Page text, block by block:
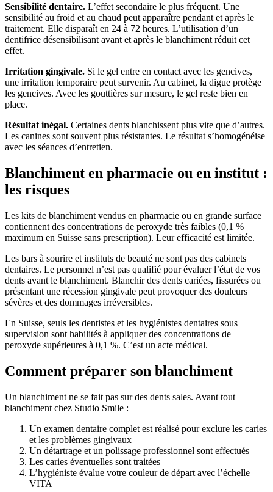
Sensibilité dentaire. L’effet secondaire le plus fréquent. Une
sensibilité au froid et au chaud peut apparaître pendant et après le
traitement. Elle disparaît en 24 à 72 heures. L’utilisation d’un
dentifrice désensibilisant avant et après le blanchiment réduit cet
effet.
Irritation gingivale. Si le gel entre en contact avec les gencives,
une irritation temporaire peut survenir. Au cabinet, la digue protège
les gencives. Avec les gouttières sur mesure, le gel reste bien en
place.
Résultat inégal. Certaines dents blanchissent plus vite que d’autres.
Les canines sont souvent plus résistantes. Le résultat s’homogénéise
avec les séances d’entretien.
Blanchiment en pharmacie ou en institut :
les risques
Les kits de blanchiment vendus en pharmacie ou en grande surface
contiennent des concentrations de peroxyde très faibles (0,1 %
maximum en Suisse sans prescription). Leur efficacité est limitée.
Les bars à sourire et instituts de beauté ne sont pas des cabinets
dentaires. Le personnel n’est pas qualifié pour évaluer l’état de vos
dents avant le blanchiment. Blanchir des dents cariées, fissurées ou
présentant une récession gingivale peut provoquer des douleurs
sévères et des dommages irréversibles.
En Suisse, seuls les dentistes et les hygiénistes dentaires sous
supervision sont habilités à appliquer des concentrations de
peroxyde supérieures à 0,1 %. C’est un acte médical.
Comment préparer son blanchiment
Un blanchiment ne se fait pas sur des dents sales. Avant tout
blanchiment chez Studio Smile :
Un examen dentaire complet est réalisé pour exclure les caries
et les problèmes gingivaux
Un détartrage et un polissage professionnel sont effectués
Les caries éventuelles sont traitées
L’hygiéniste évalue votre couleur de départ avec l’échelle
VITA